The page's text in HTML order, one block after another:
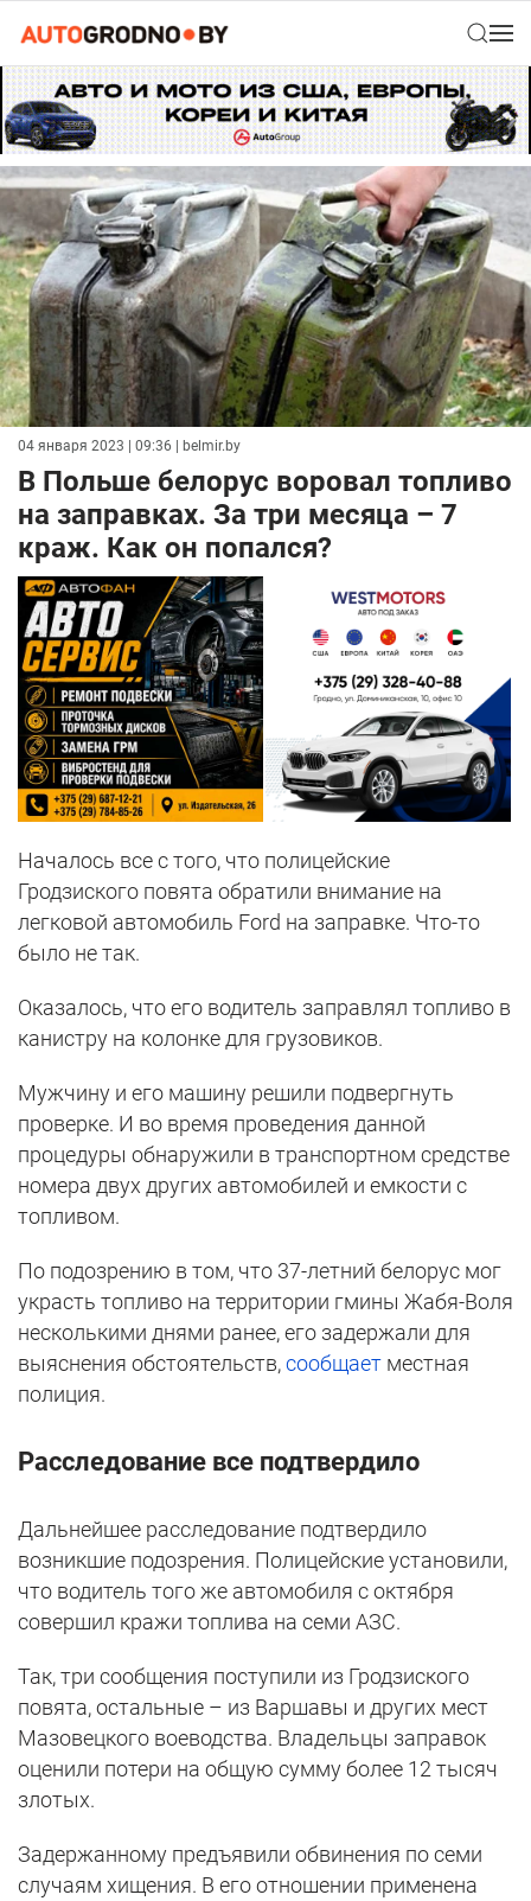
04 января 2023 | 09:36 | belmir.by
В Польше белорус воровал топливо
на заправках. За три месяца – 7
краж. Как он попался?
Началось все с того, что полицейские
Гродзиского повята обратили внимание на
легковой автомобиль Ford на заправке. Что-то
было не так.
Оказалось, что его водитель заправлял топливо в
канистру на колонке для грузовиков.
Мужчину и его машину решили подвергнуть
проверке. И во время проведения данной
процедуры обнаружили в транспортном средстве
номера двух других автомобилей и емкости с
топливом.
По подозрению в том, что 37-летний белорус мог
украсть топливо на территории гмины Жабя-Воля
несколькими днями ранее, его задержали для
выяснения обстоятельств,сообщает местная
полиция.
Расследование все подтвердило
Дальнейшее расследование подтвердило
возникшие подозрения. Полицейские установили,
что водитель того же автомобиля с октября
совершил кражи топлива на семи АЗС.
Так, три сообщения поступили из Гродзиского
повята, остальные – из Варшавы и других мест
Мазовецкого воеводства. Владельцы заправок
оценили потери на общую сумму более 12 тысяч
злотых.
Задержанному предъявили обвинения по семи
случаям хищения. В его отношении применена